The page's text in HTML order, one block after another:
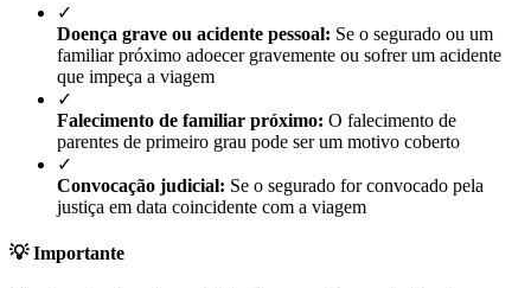
✓
Doença grave ou acidente pessoal: Se o segurado ou um
familiar próximo adoecer gravemente ou sofrer um acidente
que impeça a viagem
✓
Falecimento de familiar próximo: O falecimento de
parentes de primeiro grau pode ser um motivo coberto
✓
Convocação judicial: Se o segurado for convocado pela
justiça em data coincidente com a viagem
💡 Importante